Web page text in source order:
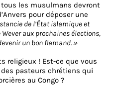
tous les musulmans devront
pour déposer une
de l’État islamique et
aux prochaines élections,
un bon flamand. »
religieux ! Est-ce que vous
pasteurs chrétiens qui
au Congo ?